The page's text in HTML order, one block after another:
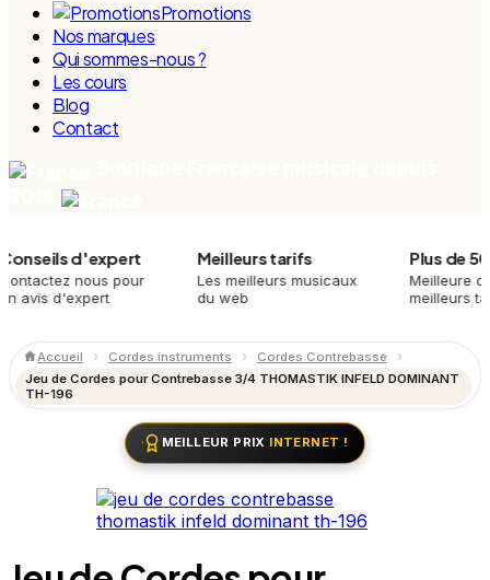
Promotions
Nos marques
Qui sommes-nous ?
Les cours
Blog
Contact
d'expert
nous pour
d'expert
Meilleurs tarifs
Les meilleurs musicaux
du web
Plus de 500
Meilleure qualité,
meilleurs tarifs
Accueil Cordes instruments
Cordes Contrebasse
Jeu de Cordes pour Contrebasse 3/4 THOMASTIK INFELD DOMINANT
TH-196
MEILLEUR PRIX INTERNET !